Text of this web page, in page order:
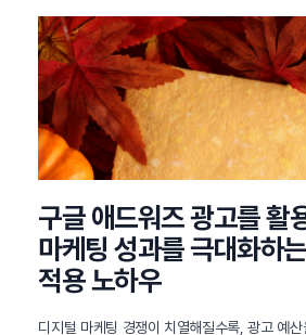
CONTACT
정부지원사업
구글 애드워즈 광고를 활
마케팅 성과를 극대화하
적용 노하우
디지털 마케팅 경쟁이 치열해질수록, 광고 예